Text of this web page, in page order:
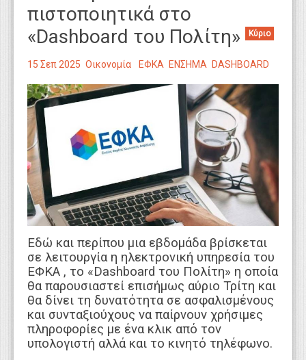
πιστοποιητικά στο
«Dashboard του Πολίτη»
Κύριο
15 Σεπ 2025 Οικονομία ΕΦΚΑ ΕΝΣΗΜΑ DASHBOARD
Eδώ και περίπου μια εβδομάδα βρίσκεται
σε λειτουργία η ηλεκτρονική υπηρεσία του
ΕΦΚΑ , το «Dashboard του Πολίτη» η οποία
θα παρουσιαστεί επισήμως αύριο Τρίτη και
θα δίνει τη δυνατότητα σε ασφαλισμένους
και συνταξιούχους να παίρνουν χρήσιμες
πληροφορίες με ένα κλικ από τον
υπολογιστή αλλά και το κινητό τηλέφωνο.
Υγεία
Κυτίο Παραπόνων Πολιτών
WEBTV